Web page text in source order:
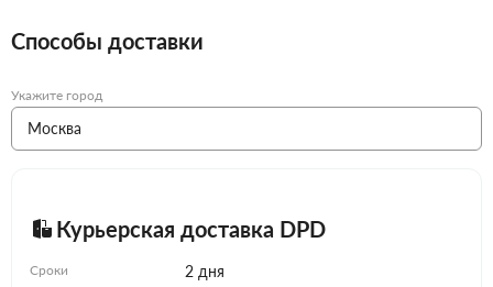
Способы доставки
Укажите город
Курьерская доставка DPD
Сроки 2 дня